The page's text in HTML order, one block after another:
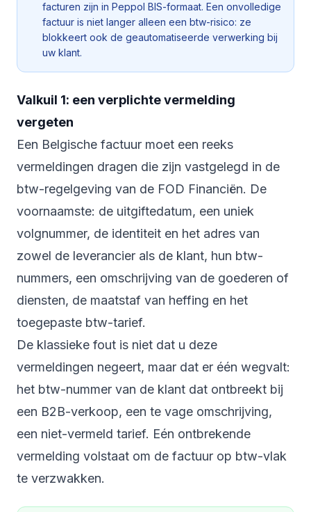
facturen zijn in Peppol BIS-formaat. Een onvolledige
factuur is niet langer alleen een btw-risico: ze
blokkeert ook de geautomatiseerde verwerking bij
uw klant.
Valkuil 1: een verplichte vermelding
vergeten
Een Belgische factuur moet een reeks
vermeldingen dragen die zijn vastgelegd in de
btw-regelgeving van de FOD Financiën. De
voornaamste: de uitgiftedatum, een uniek
volgnummer, de identiteit en het adres van
zowel de leverancier als de klant, hun btw-
nummers, een omschrijving van de goederen of
diensten, de maatstaf van heffing en het
toegepaste btw-tarief.
De klassieke fout is niet dat u deze
vermeldingen negeert, maar dat er één wegvalt:
het btw-nummer van de klant dat ontbreekt bij
een B2B-verkoop, een te vage omschrijving,
een niet-vermeld tarief. Eén ontbrekende
vermelding volstaat om de factuur op btw-vlak
te verzwakken.